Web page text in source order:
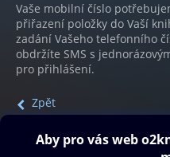
Vaše mobilní číslo
přiřazení položky do Vaší
zadání Vašeho telefonního
obdržíte SMS s
pro přihlášení.
Zpět